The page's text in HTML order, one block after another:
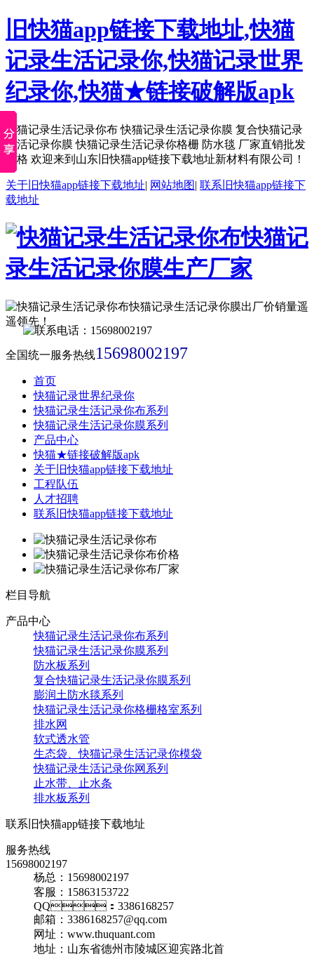
旧快猫app链接下载地址,快猫
记录生活记录你,快猫记录世界
纪录你,快猫★链接破解版apk
快猫记录生活记录你布 快猫记录生活记录你膜 复合快猫记录
生活记录你膜 快猫记录生活记录你格栅 防水毯 厂家直销批发
价格 欢迎来到山东旧快猫app链接下载地址新材料有限公司！
关于旧快猫app链接下载地址| 网站地图| 联系旧快猫app链接下
载地址
全国统一服务热线15698002197
首页
快猫记录世界纪录你
快猫记录生活记录你布系列
快猫记录生活记录你膜系列
产品中心
快猫★链接破解版apk
关于旧快猫app链接下载地址
工程队伍
人才招聘
联系旧快猫app链接下载地址
栏目导航
产品中心
快猫记录生活记录你布系列
快猫记录生活记录你膜系列
防水板系列
复合快猫记录生活记录你膜系列
膨润土防水毯系列
快猫记录生活记录你格栅格室系列
排水网
软式透水管
生态袋、快猫记录生活记录你模袋
快猫记录生活记录你网系列
止水带、止水条
排水板系列
联系旧快猫app链接下载地址
服务热线
15698002197
杨总：15698002197
客服：15863153722
QQ：3386168257
邮箱：3386168257@qq.com
网址：www.thuquant.com
地址：山东省德州市陵城区迎宾路北首